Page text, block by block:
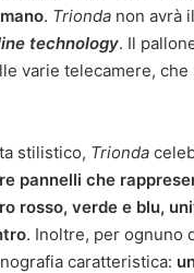
. Trionda non avrà
technology. Il
varie telecamere, che
stilistico, Trionda
pannelli che
rosso, verde e blu,
. Inoltre, per ognuno
caratteristica: